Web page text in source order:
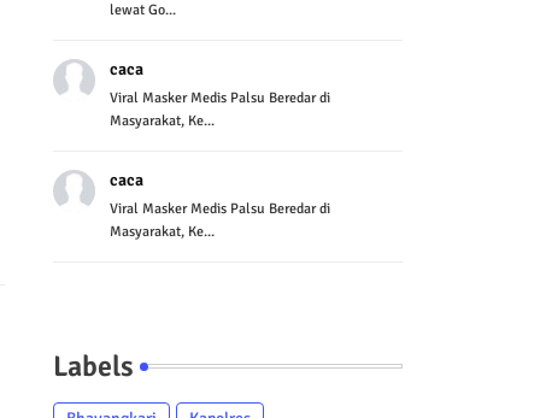
lewat Go...
caca
Viral Masker Medis Palsu Beredar di
Masyarakat, Ke...
caca
Viral Masker Medis Palsu Beredar di
Masyarakat, Ke...
Labels